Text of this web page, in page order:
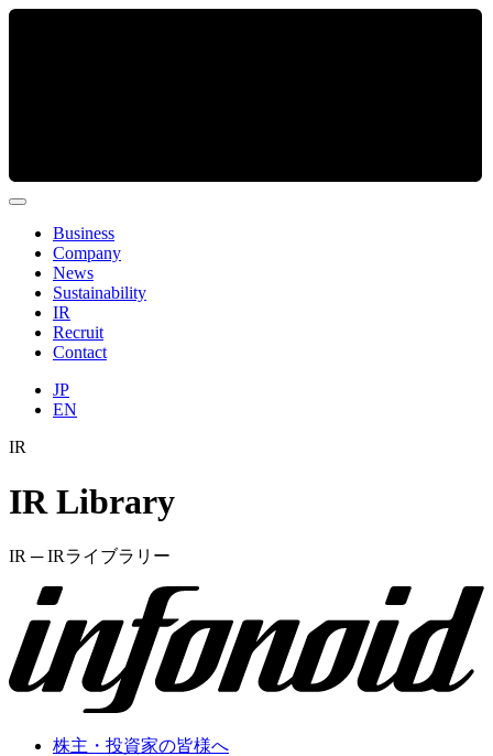
Business
Company
News
Sustainability
IR
Recruit
Contact
JP
EN
IR
IR Library
IR ─ IRライブラリー
株主・投資家の皆様へ